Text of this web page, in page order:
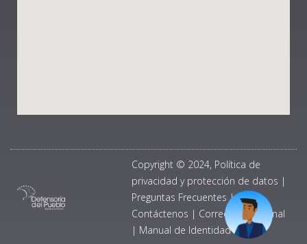
Copyright © 2024, Política de
privacidad y protección de datos |
Preguntas Frecuentes |
Contáctenos | Correo Institucional
| Manual de Identidad Visual